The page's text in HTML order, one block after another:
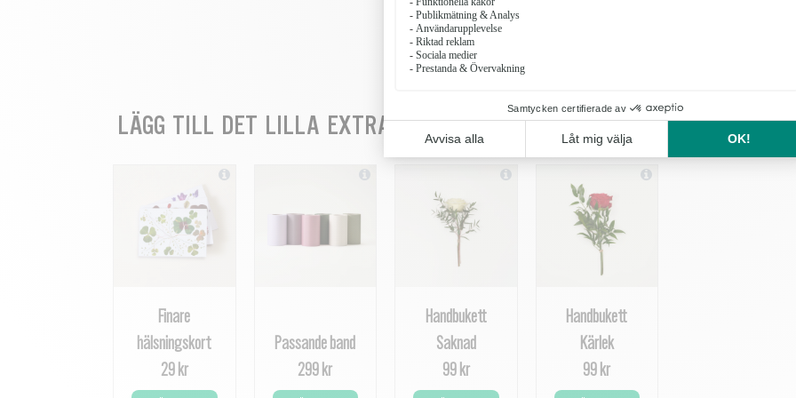
LÄGG TILL DET LILLA EXTRA
Finare
hälsningskort
29 kr
Passande band
299 kr
Handbukett
Saknad
99 kr
Handbukett
Kärlek
99 kr